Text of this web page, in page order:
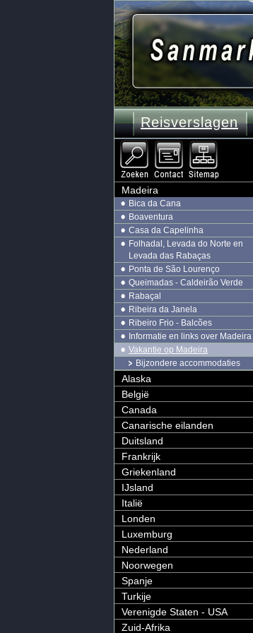
Reisverslagen
Madeira
Bica da Cana
Boaventura
Casa da Capelinha
Folhadal, Levada do Norte en
Levada das Rabaças
Ponta de São Lourenço
Queimadas - Caldeirão Verde
Rabaçal
Ribeira da Janela
Ribeiro Frio - Balcões
Informatie en links over Madeira
Vakantie op Madeira
Bijzondere accommodaties
Alaska
België
Canada
Canarische eilanden
Duitsland
Frankrijk
Griekenland
IJsland
Italië
Londen
Luxemburg
Nederland
Noorwegen
Spanje
Turkije
Verenigde Staten - USA
Zuid-Afrika